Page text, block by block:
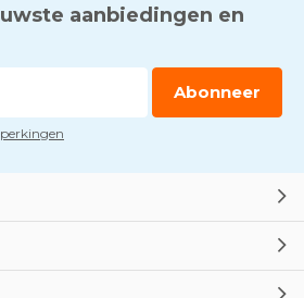
aanbiedingen en
Abonneer